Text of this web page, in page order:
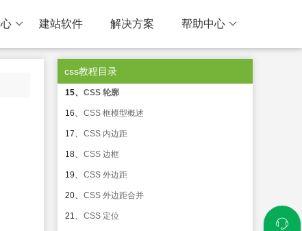
建站软件 解决方案 帮助中心
css教程目录
12、 CSS 链接
13、CSS 列表
14、CSS 表格
15、 CSS 轮廓
16、 CSS 框模型概述
17、 CSS 内边距
18、 CSS 边框
19、 CSS 外边距
20、 CSS 外边距合并
21、 CSS 定位